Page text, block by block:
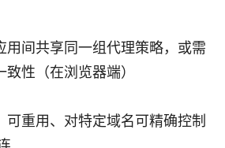
用间共享同一组代理策略，或需
性（在浏览器端）
可重用、对特定域名可精确控制